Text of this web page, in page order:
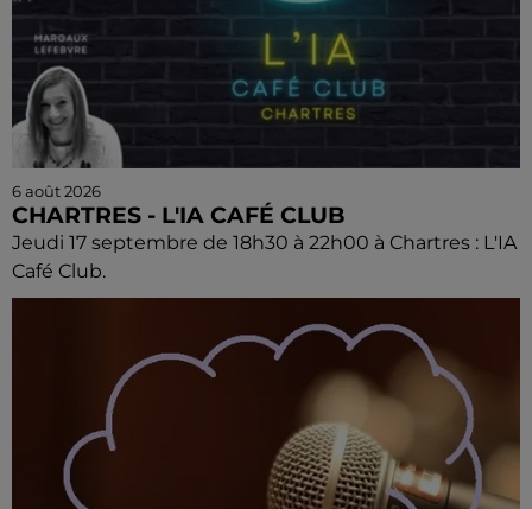
6 août 2026
CHARTRES - L'IA CAFÉ CLUB
Jeudi 17 septembre de 18h30 à 22h00 à Chartres : L'IA
Café Club.